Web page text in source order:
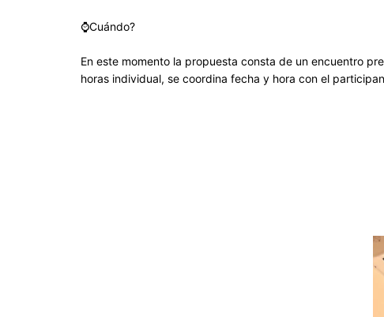
⌚️Cuándo?
En este momento la propuesta consta de un encuentro
horas individual, se coordina fecha y hora con el